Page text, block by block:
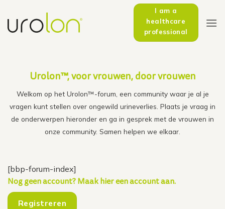
content
I am a
healthcare
professional
Urolon™, voor vrouwen, door vrouwen
Welkom op het Urolon™-forum, een community waar je al je
vragen kunt stellen over ongewild urineverlies. Plaats je vraag in
de onderwerpen hieronder en ga in gesprek met de vrouwen in
onze community. Samen helpen we elkaar.
[bbp-forum-index]
Nog geen account? Maak hier een account aan.
Registreren